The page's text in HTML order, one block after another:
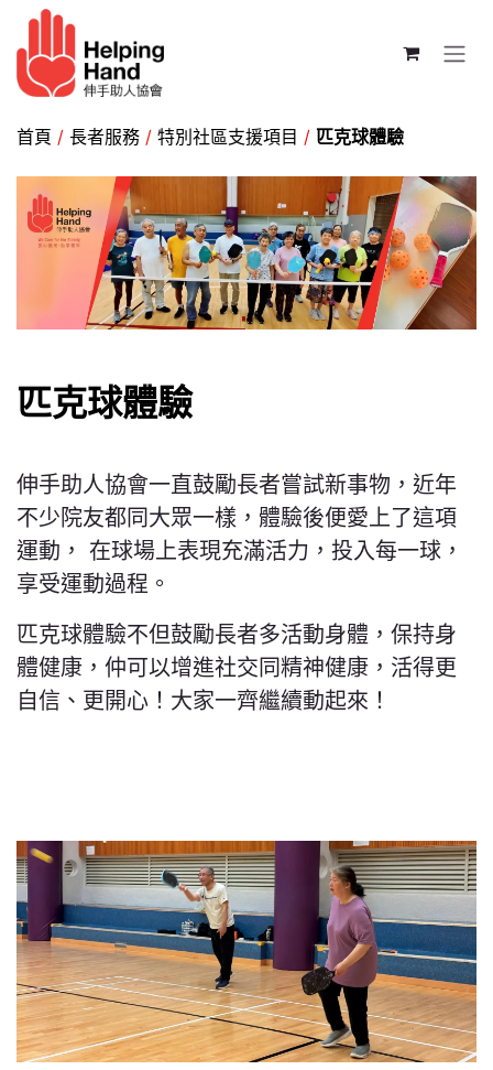
跳至內容
首頁 / 長者服務 / 特別社區支援項目 / 匹克球體驗
匹克球體驗
伸手助人協會一直鼓勵長者嘗試新事物，近年
不少院友都同大眾一樣，體驗後便愛上了這項
運動， 在球場上表現充滿活力，投入每一球，
享受運動過程。
匹克球體驗不但鼓勵長者多活動身體，保持身
體健康，仲可以增進社交同精神健康，活得更
自信、更開心！大家一齊繼續動起來！